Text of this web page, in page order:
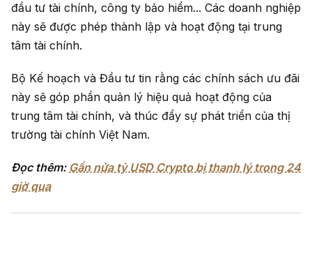
đầu tư tài chính, công ty bảo hiểm... Các doanh nghiệp
này sẽ được phép thành lập và hoạt động tại trung
tâm tài chính.
Bộ Kế hoạch và Đầu tư tin rằng các chính sách ưu đãi
này sẽ góp phần quản lý hiệu quả hoạt động của
trung tâm tài chính, và thúc đẩy sự phát triển của thị
trường tài chính Việt Nam.
Đọc thêm: Gần nửa tỷ USD Crypto bị thanh lý trong 24
giờ qua